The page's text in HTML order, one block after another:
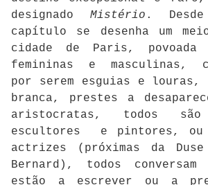
designado Mistério .
capítulo se desenha um
cidade de Paris,
femininas e masculinas,
por serem esguias e louras,
branca, prestes a
aristocratas, todos são
escultores e pintores, ou
actrizes (próximas da
Bernard), todos
estão a escrever ou a